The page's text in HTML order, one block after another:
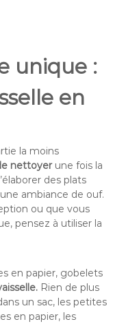
unique :
en
la moins
nettoyerune fois la
des plats
ambiance de ouf.
ou que vous
pensez à utiliser la
en papier, gobelets
Rien de plus
un sac, les petites
en papier, les